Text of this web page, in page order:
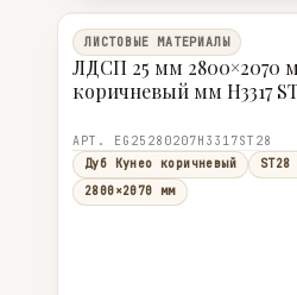
ЛИСТОВЫЕ МАТЕРИАЛЫ
ЛДСП 25 мм 2800×2070
коричневый мм H3317
АРТ. EG25280207H3317ST28
Дуб Кунео коричневый
2800×2070 мм